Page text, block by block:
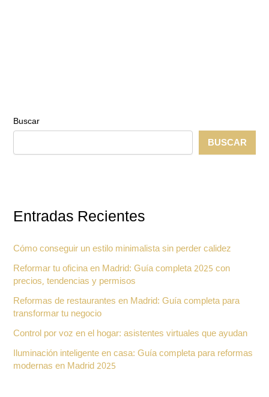
Buscar
BUSCAR
Entradas Recientes
Cómo conseguir un estilo minimalista sin perder calidez
Reformar tu oficina en Madrid: Guía completa 2025 con
precios, tendencias y permisos
Reformas de restaurantes en Madrid: Guía completa para
transformar tu negocio
Control por voz en el hogar: asistentes virtuales que ayudan
Iluminación inteligente en casa: Guía completa para reformas
modernas en Madrid 2025